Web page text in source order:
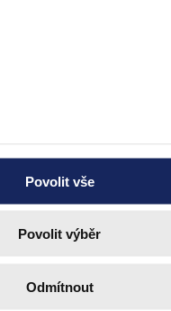
Povolit vše
Povolit výběr
Odmítnout